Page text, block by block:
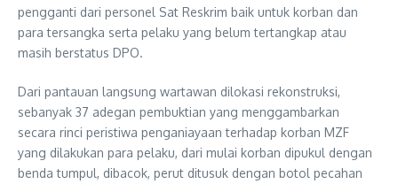
pengganti dari personel Sat Reskrim baik untuk korban dan
para tersangka serta pelaku yang belum tertangkap atau
masih berstatus DPO.
Dari pantauan langsung wartawan dilokasi rekonstruksi,
sebanyak 37 adegan pembuktian yang menggambarkan
secara rinci peristiwa penganiayaan terhadap korban MZF
yang dilakukan para pelaku, dari mulai korban dipukul dengan
benda tumpul, dibacok, perut ditusuk dengan botol pecahan